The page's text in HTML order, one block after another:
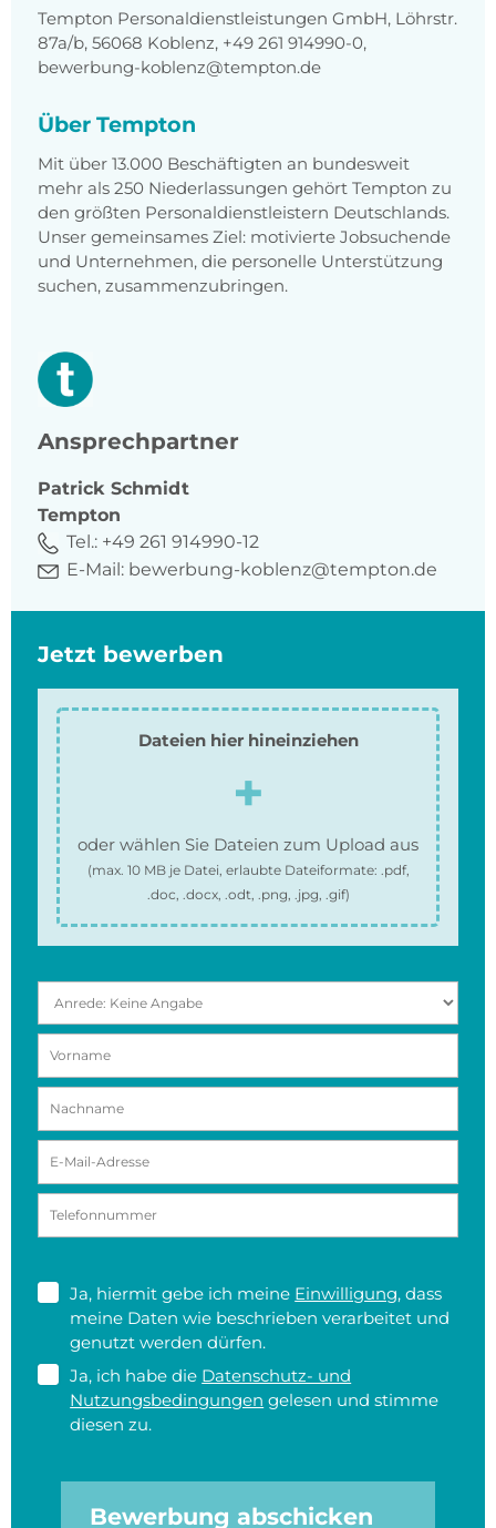
Tempton Personaldienstleistungen GmbH, Löhrstr.
87a/b, 56068 Koblenz, +49 261 914990-0,
bewerbung-koblenz@tempton.de
Über Tempton
Mit über 13.000 Beschäftigten an bundesweit
mehr als 250 Niederlassungen gehört Tempton zu
den größten Personaldienstleistern Deutschlands.
Unser gemeinsames Ziel: motivierte Jobsuchende
und Unternehmen, die personelle Unterstützung
suchen, zusammenzubringen.
Ansprechpartner
Patrick Schmidt
Tempton
Tel.: +49 261 914990-12
E-Mail: bewerbung-koblenz@tempton.de
Jetzt bewerben
Dateien hier hineinziehen
oder wählen Sie Dateien zum Upload aus
(max. 10 MBje Datei, erlaubte Dateiformate: .pdf,
.doc, .docx, .odt, .png, .jpg, .gif)
Ja, hiermit gebe ich meine Einwilligung, dass
meine Daten wie beschrieben verarbeitet und
genutzt werden dürfen.
Ja, ich habe die Datenschutz- und
Nutzungsbedingungen gelesen und stimme
diesen zu.
Bewerbung abschicken